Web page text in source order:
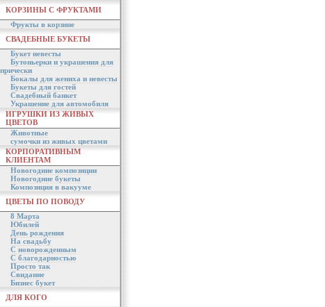
КОРЗИНЫ С ФРУКТАМИ
Фрукты в корзине
СВАДЕБНЫЕ БУКЕТЫ
Букет невесты
Бутоньерки и украшения для
прически
Бокалы для жениха и невесты
Букеты для гостей
Свадебный банкет
Украшение для автомобиля
ИГРУШКИ ИЗ ЖИВЫХ
ЦВЕТОВ
Животные
сумочки из живых цветами
КОРПОРАТИВНЫМ
КЛИЕНТАМ
Новогодние композиции
Новогодние букеты
Композиция в вакууме
ЦВЕТЫ ПО ПОВОДУ
8 Марта
Юбилей
День рождения
На свадьбу
С новорожденным
С благодарностью
Просто так
Свидание
Бизнес букет
ДЛЯ КОГО